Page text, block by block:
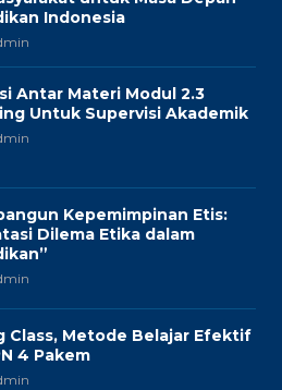
Indonesia
Antar Materi Modul 2.3
Untuk Supervisi Akademik
Kepemimpinan Etis:
Dilema Etika dalam
Class, Metode Belajar Efektif
4 Pakem